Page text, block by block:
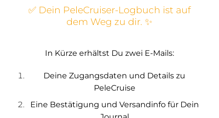
✅ Dein PeleCruiser-Logbuch ist auf
dem Weg zu dir. ✨
In Kürze erhältst Du zwei E-Mails:
Deine Zugangsdaten und Details zu
PeleCruise
Eine Bestätigung und Versandinfo für Dein